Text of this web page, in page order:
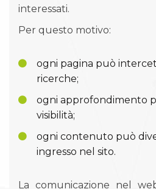
interessati.
Per questo motivo:
ogni pagina può
ricerche;
ogni approfondimento
visibilità;
ogni contenuto può
ingresso nel sito.
La comunicazione nel